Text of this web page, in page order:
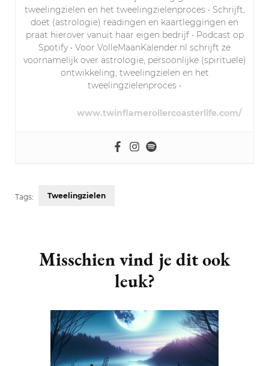
tweelingzielen en het tweelingzielenproces • Schrijft,
doet (astrologie) readingen en kaartleggingen en
praat hierover vanuit haar eigen bedrijf • Podcast op
Spotify • Voor VolleMaanKalender.nl schrijft ze
voornamelijk over astrologie, persoonlijke (spirituele)
ontwikkeling, tweelingzielen en het
tweelingzielenproces •
www.twinflamerollercoasterlife.com/
Tags: Tweelingzielen
Navigation
Misschien vind je dit ook
leuk?